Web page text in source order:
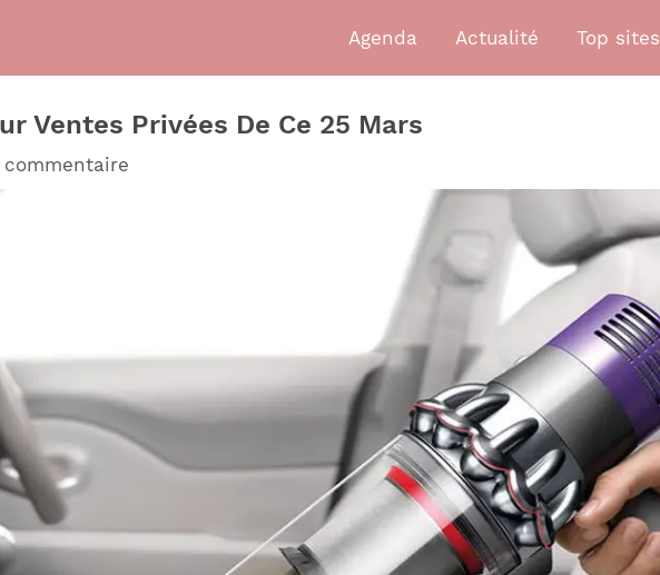
Agenda Actualité Top sites
Ventes Privées De Ce 25 Mars